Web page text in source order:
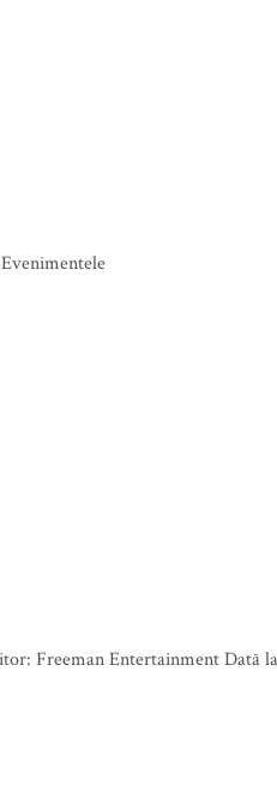
Freeman Entertainment Dată